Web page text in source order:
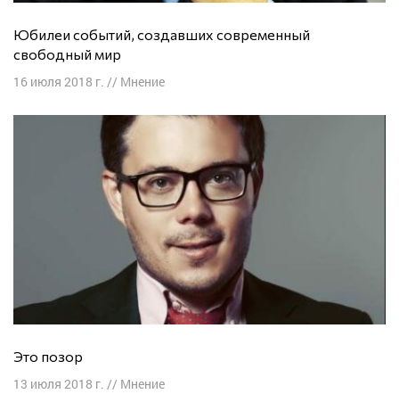
Юбилеи событий, создавших современный
свободный мир
16 июля 2018 г. // Мнение
Это позор
13 июля 2018 г. // Мнение